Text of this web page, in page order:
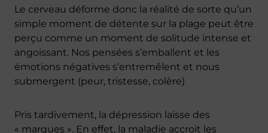
Le cerveau déforme donc la réalité de sorte qu’un
simple moment de détente sur la plage peut être
perçu comme un moment de solitude intense et
angoissant. Nos pensées s’emballent et les
émotions négatives s’entremêlent et nous
submergent (peur, tristesse, colère)
Pris tardivement, la dépression laisse des
« marques ». En effet, la maladie accroit les